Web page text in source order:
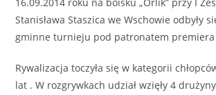
16.09.2014 roku na boisku „Orlik” przy I
Stanisława Staszica we Wschowie odbyły
gminne turnieju pod patronatem premiera
Rywalizacja toczyła się w kategorii
lat . W rozgrywkach udział wzięły 4